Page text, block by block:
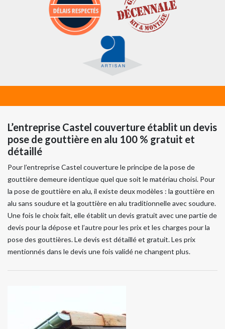
L’entreprise Castel couverture établit un devis
pose de gouttière en alu 100 % gratuit et
détaillé
Pour l’entreprise Castel couverture le principe de la pose de
gouttière demeure identique quel que soit le matériau choisi. Pour
la pose de gouttière en alu, il existe deux modèles : la gouttière en
alu sans soudure et la gouttière en alu traditionnelle avec soudure.
Une fois le choix fait, elle établit un devis gratuit avec une partie de
devis pour la dépose et l’autre pour les prix et les charges pour la
pose des gouttières. Le devis est détaillé et gratuit. Les prix
mentionnés dans le devis une fois validé ne changent plus.